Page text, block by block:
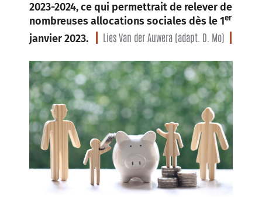
2023-2024, ce qui permettrait de relever de
nombreuses allocations sociales dès le 1er
janvier 2023. Lies Van der Auwera (adapt. D. Mo)